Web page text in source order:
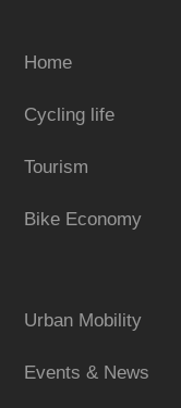
Home
Cycling life
Tourism
Bike Economy
Urban Mobility
Events & News